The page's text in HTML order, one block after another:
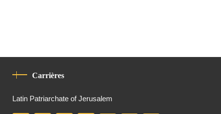
Carrières
Latin Patriarchate of Jerusalem